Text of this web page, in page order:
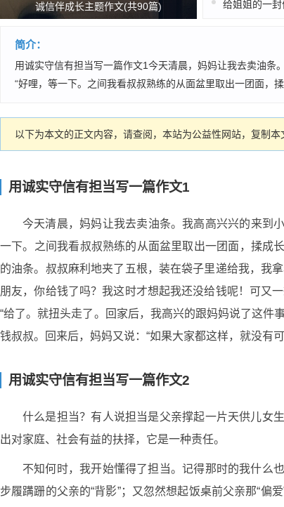
诚信伴成长主题作文(共90篇)
简介：
用诚实守信有担当写一篇作文1今天清晨，妈妈让我去卖油条
“好哩，等一下。之间我看叔叔熟练的从面盆里取出一团面，
以下为本文的正文内容，请查阅，本站为公益性网站，复制本
用诚实守信有担当写一篇作文1
今天清晨，妈妈让我去卖油条。我高高兴兴的来到
一下。之间我看叔叔熟练的从面盆里取出一团面，揉成
的油条。叔叔麻利地夹了五根，装在袋子里递给我，我
朋友，你给钱了吗？我这时才想起我还没给钱呢！可又
“给了。就扭头走了。回家后，我高兴的跟妈妈说了这件
钱叔叔。回来后，妈妈又说：“如果大家都这样，就没有
用诚实守信有担当写一篇作文2
什么是担当？有人说担当是父亲撑起一片天供儿女
出对家庭、社会有益的扶择，它是一种责任。
不知何时，我开始懂得了担当。记得那时的我什么
步履蹒跚的父亲的“背影”；又忽然想起饭桌前父亲那“